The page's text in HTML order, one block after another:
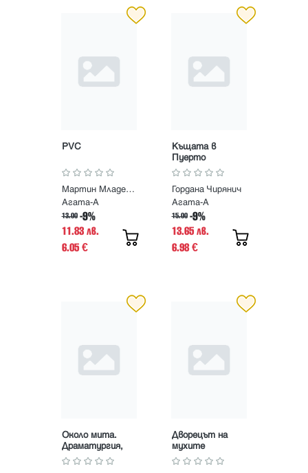
PVC
Мартин Младенов
Агата-А
13.00 -9%
11.83 лв.
6.05 €
Къщата в
Пуерто
Гордана Чирянич
Агата-А
15.00 -9%
13.65 лв.
6.98€
Около мита.
Драматургия,
поезия, разкази
Дворецът на
мухите